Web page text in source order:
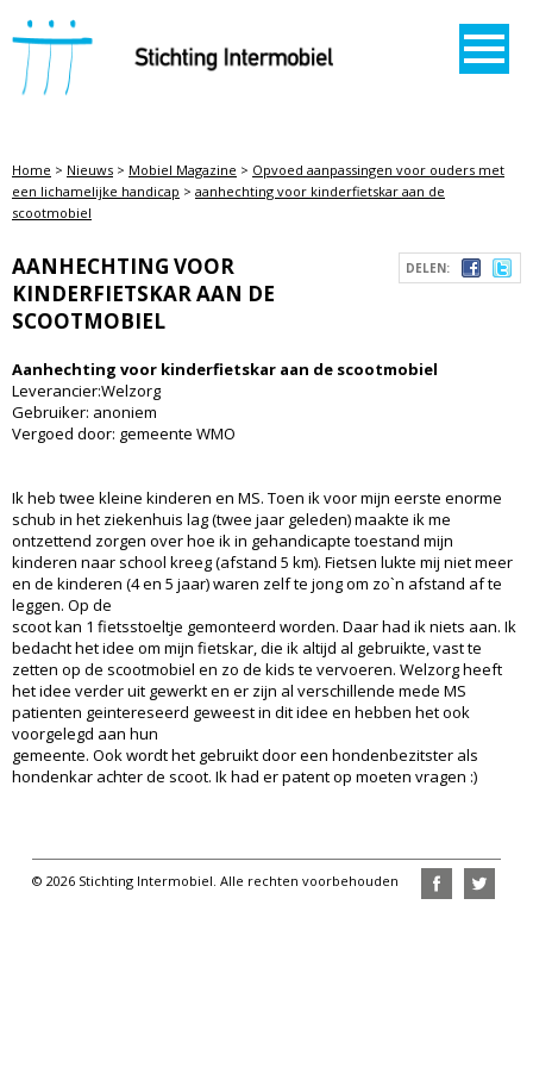
STICHTING INTERMOBIEL
Home > Nieuws > Mobiel Magazine > Opvoed aanpassingen voor ouders met
een lichamelijke handicap > aanhechting voor kinderfietskar aan de
scootmobiel
DELEN:
AANHECHTING VOOR
KINDERFIETSKAR AAN DE
SCOOTMOBIEL
Aanhechting voor kinderfietskar aan de scootmobiel
Leverancier:Welzorg
Gebruiker: anoniem
Vergoed door: gemeente WMO
Ik heb twee kleine kinderen en MS. Toen ik voor mijn eerste enorme
schub in het ziekenhuis lag (twee jaar geleden) maakte ik me
ontzettend zorgen over hoe ik in gehandicapte toestand mijn
kinderen naar school kreeg (afstand 5 km). Fietsen lukte mij niet meer
en de kinderen (4 en 5 jaar) waren zelf te jong om zo`n afstand af te
leggen. Op de
scoot kan 1 fietsstoeltje gemonteerd worden. Daar had ik niets aan. Ik
bedacht het idee om mijn fietskar, die ik altijd al gebruikte, vast te
zetten op de scootmobiel en zo de kids te vervoeren. Welzorg heeft
het idee verder uit gewerkt en er zijn al verschillende mede MS
patienten geintereseerd geweest in dit idee en hebben het ook
voorgelegd aan hun
gemeente. Ook wordt het gebruikt door een hondenbezitster als
hondenkar achter de scoot. Ik had er patent op moeten vragen :)
© 2026 Stichting Intermobiel. Alle rechten voorbehouden